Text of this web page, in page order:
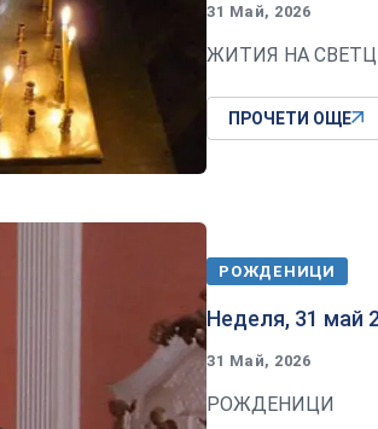
31 Май, 2026
ЖИТИЯ НА
ПРОЧЕТИ ОЩЕ
РОЖДЕНИЦИ
Неделя, 31 май
31 Май, 2026
РОЖДЕНИЦИ